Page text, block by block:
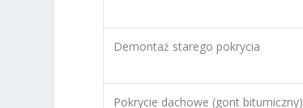
Demontaż starego pokrycia
Pokrycie dachowe (gont bitumiczny)